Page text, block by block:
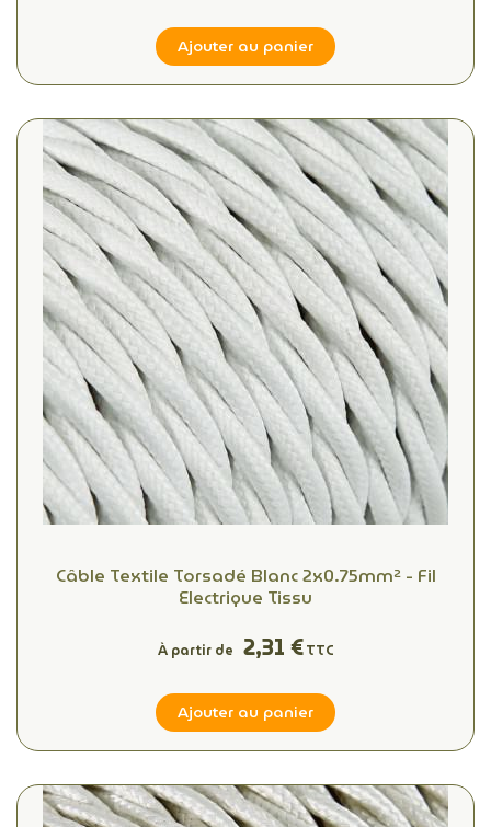
Ajouter au panier
Câble Textile Torsadé Blanc 2x0.75mm² - Fil
Electrique Tissu
À partir de 2,31 €TTC
Ajouter au panier